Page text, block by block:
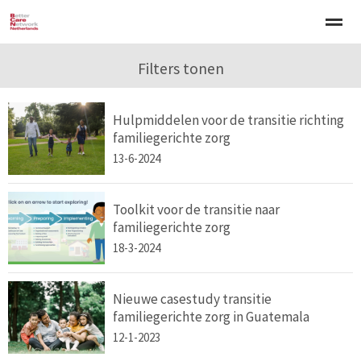
Werken met kinderen
Home Nieuws
Filters tonen
Hulpmiddelen voor de transitie richting
familiegerichte zorg
13-6-2024
Toolkit voor de transitie naar
familiegerichte zorg
18-3-2024
Nieuwe casestudy transitie
familiegerichte zorg in Guatemala
12-1-2023